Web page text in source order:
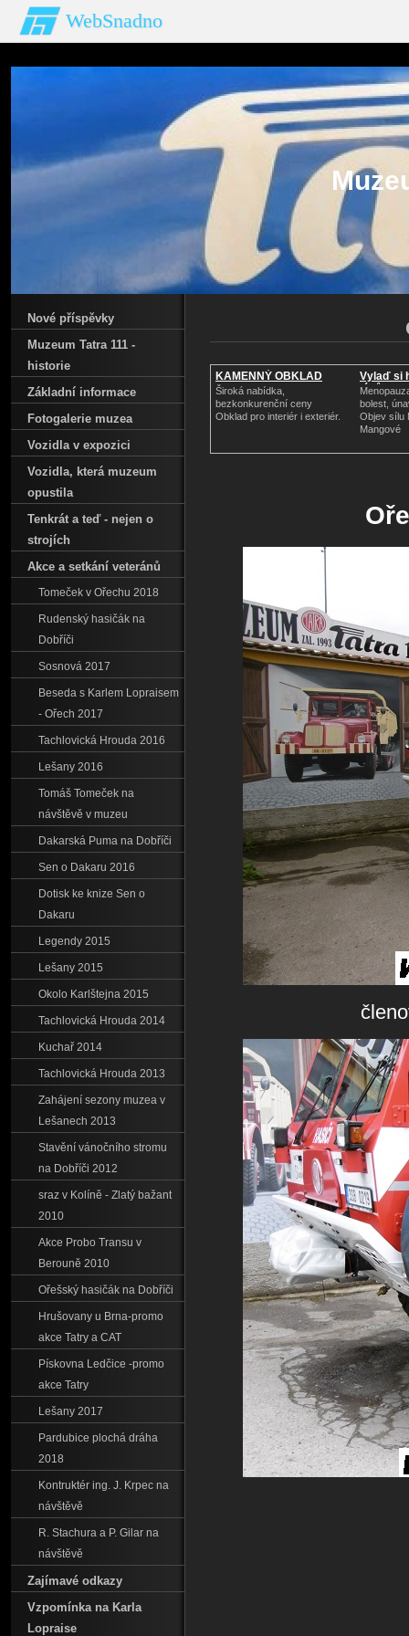
WebSnadno
KAMENNÝ OBKLAD
Široká nabídka,
bezkonkurenční ceny
Obklad pro interiér i exteriér.
Vylaď si
léků
bolest,
Objev sílu
Mangové
Nové příspěvky
Muzeum Tatra 111 -
historie
Základní informace
Fotogalerie muzea
Vozidla v expozici
Vozidla‚ která muzeum
opustila
Tenkrát a teď - nejen o
strojích
Akce a setkání veteránů
Tomeček v Ořechu 2018
Rudenský hasičák na
Dobříči
Sosnová 2017
Beseda s Karlem Lopraisem
- Ořech 2017
Tachlovická Hrouda 2016
Lešany 2016
Tomáš Tomeček na
návštěvě v muzeu
Dakarská Puma na Dobříči
Sen o Dakaru 2016
Dotisk ke knize Sen o
Dakaru
Legendy 2015
Lešany 2015
Okolo Karlštejna 2015
Tachlovická Hrouda 2014
Kuchař 2014
Tachlovická Hrouda 2013
Zahájení sezony muzea v
Lešanech 2013
Stavění vánočního stromu
na Dobříči 2012
sraz v Kolíně - Zlatý bažant
2010
Akce Probo Transu v
Berouně 2010
Ořešský hasičák na Dobříči
Hrušovany u Brna-promo
akce Tatry a CAT
Pískovna Ledčice -promo
akce Tatry
Lešany 2017
Pardubice plochá dráha
2018
Kontruktér ing. J. Krpec na
návštěvě
R. Stachura a P. Gilar na
návštěvě
Zajímavé odkazy
Vzpomínka na Karla
Lopraise